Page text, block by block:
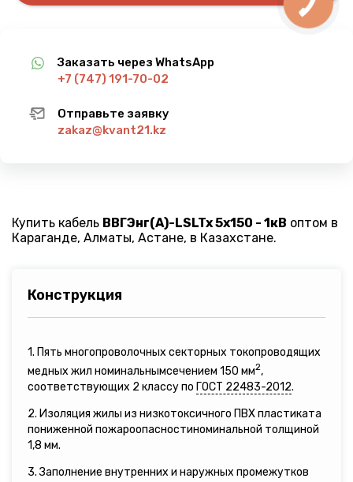
Заказать через WhatsApp
+7 (747) 191-70-02
Отправьте заявку
zakaz@kvant21.kz
Купить кабель ВВГЭнг(A)-LSLTx 5х150 - 1кВ оптом в
Караганде, Алматы, Астане, в Казахстане.
Конструкция
1. Пять многопроволочных секторных токопроводящих
медных жил номинальнымсечением 150 мм2,
соответствующих 2 классу по ГОСТ 22483-2012.
2. Изоляция жилы из низкотоксичного ПВХ пластиката
пониженной пожароопасностиноминальной толщиной
1,8 мм.
3. Заполнение внутренних и наружных промежутков